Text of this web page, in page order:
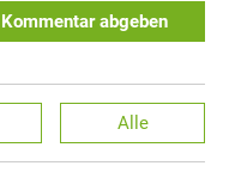
Kommentar abgeben
Alle